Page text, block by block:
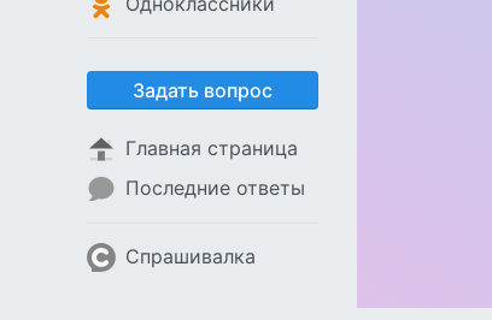
Задать вопрос
Главная страница
Последние ответы
Спрашивалка